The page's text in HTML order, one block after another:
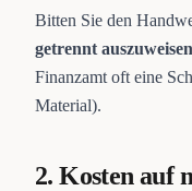
Bitten Sie den
getrennt auszuweisen
Finanzamt oft eine
Material).
2. Kosten auf